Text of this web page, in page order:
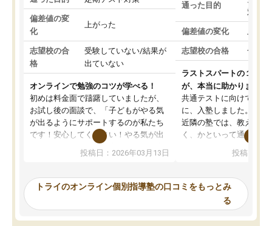
偏差値の変
化
上がった
志望校の合
格
受験していない/結果が
出ていない
オンラインで勉強のコツが学べる！
初めは料金面で躊躇していましたが、
お試し後の面談で、「子どもがやる気
が出るようにサポートするのが私たち
です！安心してください！やる気が出
ないのは私たち講師の責任です」と言
ってくださり、確かに！と考えて、思
ったんですが、学生の先生から学ぶこ
み、徐々に成績が上がったらいいなと
思っていました。何が今足りないのか
投稿日：2026年03月13日
通った目的
対策
偏差値の変化
志望校の合格 合格
ラストスパートの１か月
が、本当に助かりました
共通テストに向けての追
に、入塾しました。田舎
近隣の塾では、教えても
く、かといって通うには
可能なので本当に助か
らないところをピンポイ
頂いて、とてもわかり
していました。一生を
スト、多少お金がかかっ
投稿日：
トライのオンライン個別指導塾の口コミをもっとみ
る